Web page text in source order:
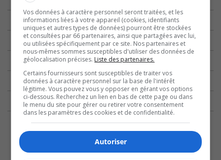
Vos données à caractère personnel seront traitées, et les
informations liées à votre appareil (cookies, identifiants
uniques et autres types de données) pourront être stockées
et consultées par 66 partenaires, ainsi que partagées avec lui,
ou utilisées spécifiquement par ce site. Nos partenaires et
nous-mêmes sommes susceptibles d'utiliser des données de
géolocalisation précises. Liste des partenaires.
Certains fournisseurs sont susceptibles de traiter vos
données à caractère personnel sur la base de l'intérêt
légitime. Vous pouvez vous y opposer en gérant vos options
ci-dessous. Recherchez un lien en bas de cette page ou dans
le menu du site pour gérer ou retirer votre consentement
dans les paramètres des cookies et de confidentialité.
Autoriser